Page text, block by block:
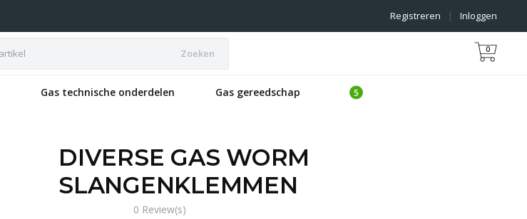
Inloggen
|
Registreren
Zoeken 0
Gas technische onderdelen Gas gereedschap
DIVERSE GAS WORM
SLANGENKLEMMEN
0 Review(s)